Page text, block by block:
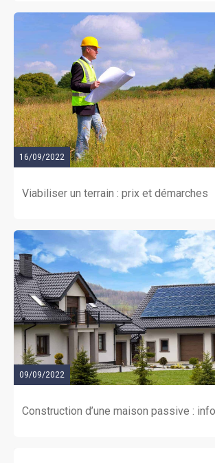
16/09/2022
Viabiliser un terrain : prix et démarches
09/09/2022
Construction d’une maison passive :